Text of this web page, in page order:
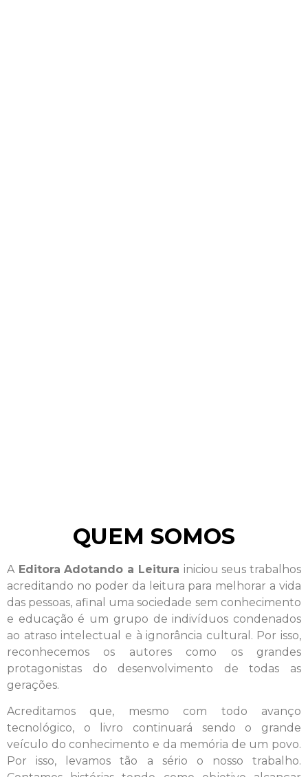
QUEM SOMOS
A Editora Adotando a Leitura iniciou seus trabalhos
acreditando no poder da leitura para melhorar a vida
das pessoas, afinal uma sociedade sem conhecimento
e educação é um grupo de indivíduos condenados
ao atraso intelectual e à ignorância cultural. Por isso,
reconhecemos os autores como os grandes
protagonistas do desenvolvimento de todas as
gerações.
Acreditamos que, mesmo com todo avanço
tecnológico, o livro continuará sendo o grande
veículo do conhecimento e da memória de um povo.
Por isso, levamos tão a sério o nosso trabalho.